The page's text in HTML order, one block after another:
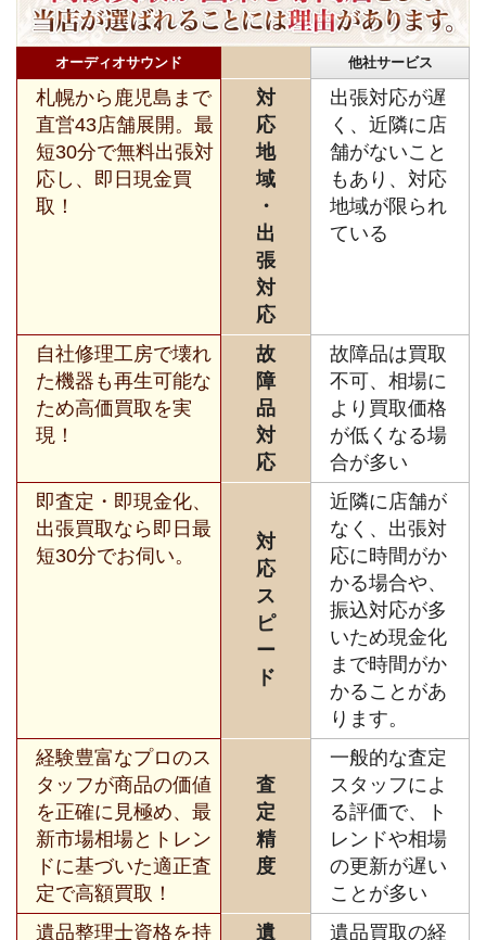
オーディオサウンド 他社サービス
札幌から鹿児島まで
直営43店舗展開。最
短30分で無料出張対
応し、即日現金買
取！
対
応
地
域
・
出
張
対
応
出張対応が遅
く、近隣に店
舗がないこと
もあり、対応
地域が限られ
ている
自社修理工房で壊れ
た機器も再生可能な
ため高価買取を実
現！
故
障
品
対
応
故障品は買取
不可、相場に
より買取価格
が低くなる場
合が多い
即査定・即現金化、
出張買取なら即日最
短30分でお伺い。
対
応
ス
ピ
ー
ド
近隣に店舗が
なく、出張対
応に時間がか
かる場合や、
振込対応が多
いため現金化
まで時間がか
かることがあ
ります。
経験豊富なプロのス
タッフが商品の価値
を正確に見極め、最
新市場相場とトレン
ドに基づいた適正査
定で高額買取！
査
定
精
度
一般的な査定
スタッフによ
る評価で、ト
レンドや相場
の更新が遅い
ことが多い
遺品整理士資格を持
遺
遺品買取の経